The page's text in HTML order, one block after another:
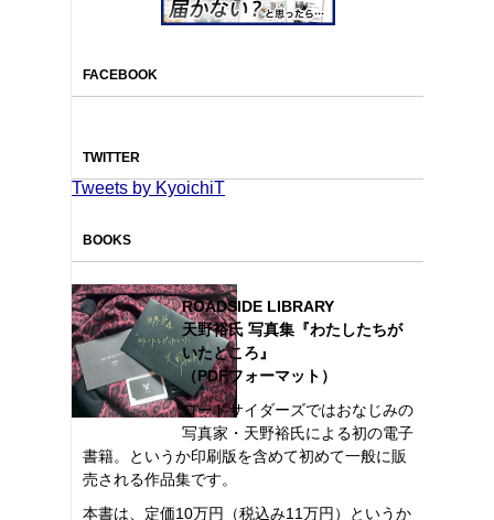
FACEBOOK
TWITTER
Tweets by KyoichiT
BOOKS
ROADSIDE LIBRARY
天野裕氏 写真集『わたしたちが
いたところ』
（PDFフォーマット）
ロードサイダーズではおなじみの
写真家・天野裕氏による初の電子
書籍。というか印刷版を含めて初めて一般に販
売される作品集です。
本書は、定価10万円（税込み11万円）というか